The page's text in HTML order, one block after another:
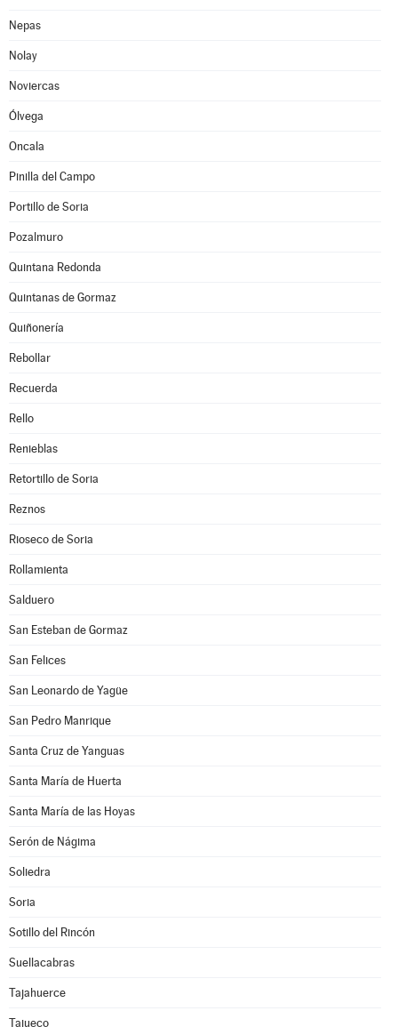
Nepas
Nolay
Noviercas
Ólvega
Oncala
Pinilla del Campo
Portillo de Soria
Pozalmuro
Quintana Redonda
Quintanas de Gormaz
Quiñonería
Rebollar
Recuerda
Rello
Renieblas
Retortillo de Soria
Reznos
Rioseco de Soria
Rollamienta
Salduero
San Esteban de Gormaz
San Felices
San Leonardo de Yagüe
San Pedro Manrique
Santa Cruz de Yanguas
Santa María de Huerta
Santa María de las Hoyas
Serón de Nágima
Soliedra
Soria
Sotillo del Rincón
Suellacabras
Tajahuerce
Tajueco